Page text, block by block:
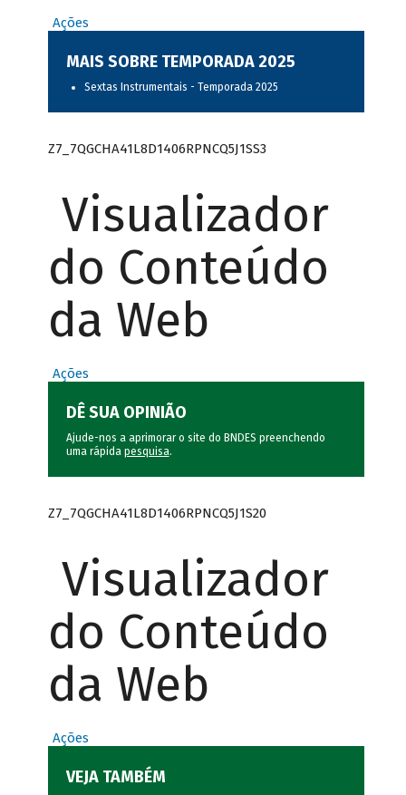
Ações
MAIS SOBRE TEMPORADA 2025
Sextas Instrumentais - Temporada 2025
Z7_7QGCHA41L8D1406RPNCQ5J1SS3
Visualizador
do Conteúdo
da Web
Ações
DÊ SUA OPINIÃO
Ajude-nos a aprimorar o site do BNDES preenchendo
uma rápida pesquisa.
Z7_7QGCHA41L8D1406RPNCQ5J1S20
Visualizador
do Conteúdo
da Web
Ações
VEJA TAMBÉM